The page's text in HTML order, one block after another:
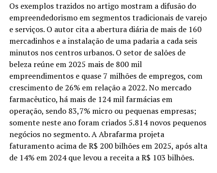
Os exemplos trazidos no artigo mostram a difusão do
empreendedorismo em segmentos tradicionais de varejo
e serviços. O autor cita a abertura diária de mais de 160
mercadinhos e a instalação de uma padaria a cada seis
minutos nos centros urbanos. O setor de salões de
beleza reúne em 2025 mais de 800 mil
empreendimentos e quase 7 milhões de empregos, com
crescimento de 26% em relação a 2022. No mercado
farmacêutico, há mais de 124 mil farmácias em
operação, sendo 83,7% micro ou pequenas empresas;
somente neste ano foram criados 5.814 novos pequenos
negócios no segmento. A Abrafarma projeta
faturamento acima de R$ 200 bilhões em 2025, após alta
de 14% em 2024 que levou a receita a R$ 103 bilhões.